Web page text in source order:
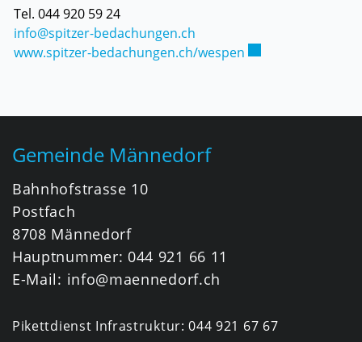
Tel. 044 920 59 24
info@spitzer-bedachungen.ch
www.spitzer-bedachungen.ch/wespen
Gemeinde Männedorf
Bahnhofstrasse 10
Postfach
8708 Männedorf
Hauptnummer: 044 921 66 11
E-Mail: info@maennedorf.ch
Pikettdienst Infrastruktur:044 921 67 67